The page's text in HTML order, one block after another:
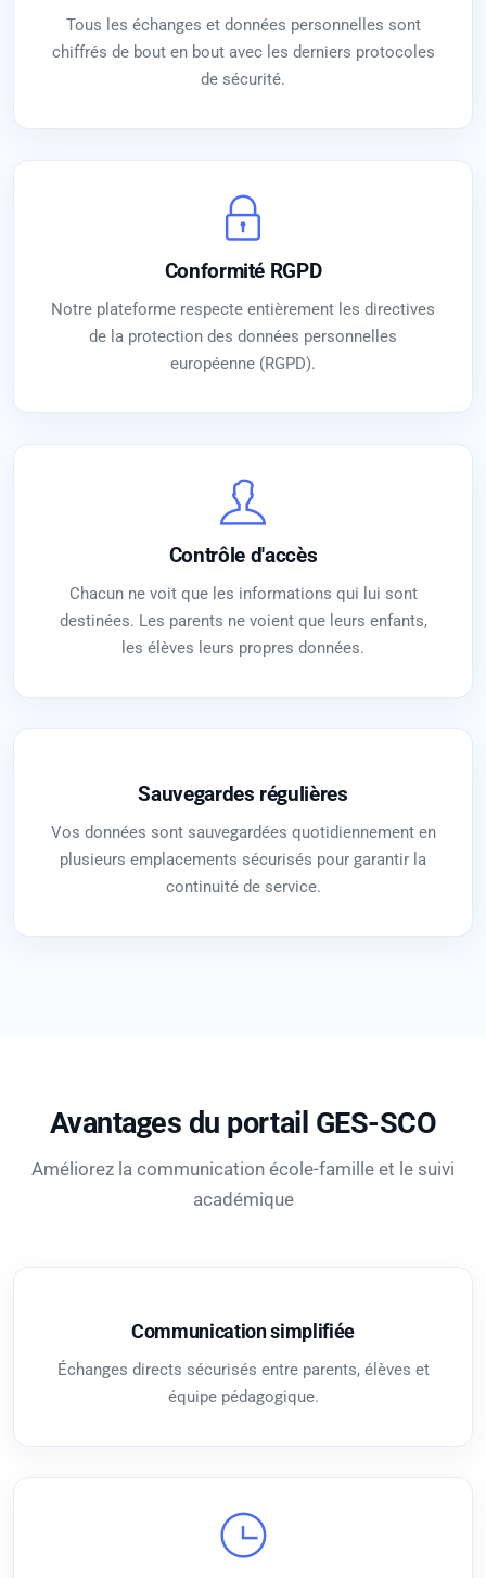
Tous les échanges et données personnelles sont
chiffrés de bout en bout avec les derniers protocoles
de sécurité.
Conformité RGPD
Notre plateforme respecte entièrement les directives
de la protection des données personnelles
européenne (RGPD).
Contrôle d'accès
Chacun ne voit que les informations qui lui sont
destinées. Les parents ne voient que leurs enfants,
les élèves leurs propres données.
Sauvegardes régulières
Vos données sont sauvegardées quotidiennement en
plusieurs emplacements sécurisés pour garantir la
continuité de service.
Avantages du portail GES-SCO
Améliorez la communication école-famille et le suivi
académique
Communication simplifiée
Échanges directs sécurisés entre parents, élèves et
équipe pédagogique.